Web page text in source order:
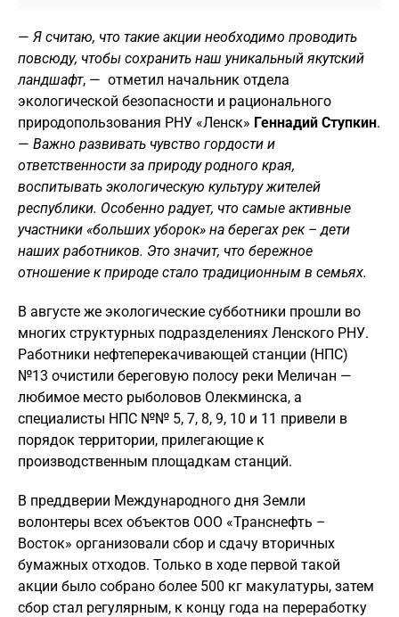
— Я считаю, что такие акции необходимо проводить
повсюду, чтобы сохранить наш уникальный якутский
ландшафт, — отметил начальник отдела
экологической безопасности и рационального
природопользования РНУ «Ленск» Геннадий Ступкин.
— Важно развивать чувство гордости и
ответственности за природу родного края,
воспитывать экологическую культуру жителей
республики. Особенно радует, что самые активные
участники «больших уборок» на берегах рек – дети
наших работников. Это значит, что бережное
отношение к природе стало традиционным в семьях.
В августе же экологические субботники прошли во
многих структурных подразделениях Ленского РНУ.
Работники нефтеперекачивающей станции (НПС)
№13 очистили береговую полосу реки Меличан —
любимое место рыболовов Олекминска, а
специалисты НПС №№ 5, 7, 8, 9, 10 и 11 привели в
порядок территории, прилегающие к
производственным площадкам станций.
В преддверии Международного дня Земли
волонтеры всех объектов ООО «Транснефть –
Восток» организовали сбор и сдачу вторичных
бумажных отходов. Только в ходе первой такой
акции было собрано более 500 кг макулатуры, затем
сбор стал регулярным, к концу года на переработку